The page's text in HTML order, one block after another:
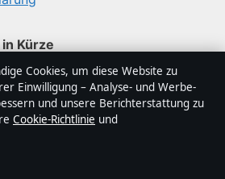
Kürze
unabhängiger digitaler
Fokus auf Politik, Wirtschaft,
in Deutschland. Jeder Artikel
von einem Redakteur geprüft und
Cookies, um diese Website zu
Einwilligung – Analyse- und Werbe-
und unsere Berichterstattung zu
Cookie-Richtlinie und